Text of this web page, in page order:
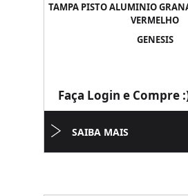
TAMPA PISTO ALUMINIO
VERMELHO
GENESIS
Faça Login e Compre
SAIBA MAIS